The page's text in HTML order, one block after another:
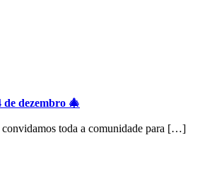
de dezembro 🎄
convidamos toda a comunidade para […]